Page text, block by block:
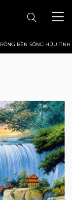
BÊN SÔNG HỮU TÌNH